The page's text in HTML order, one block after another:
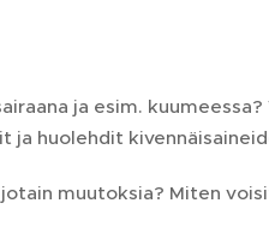
ja esim.
ja huolehdit
muutoksia? Miten